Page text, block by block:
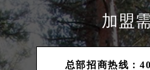
加盟
总部招商热线：